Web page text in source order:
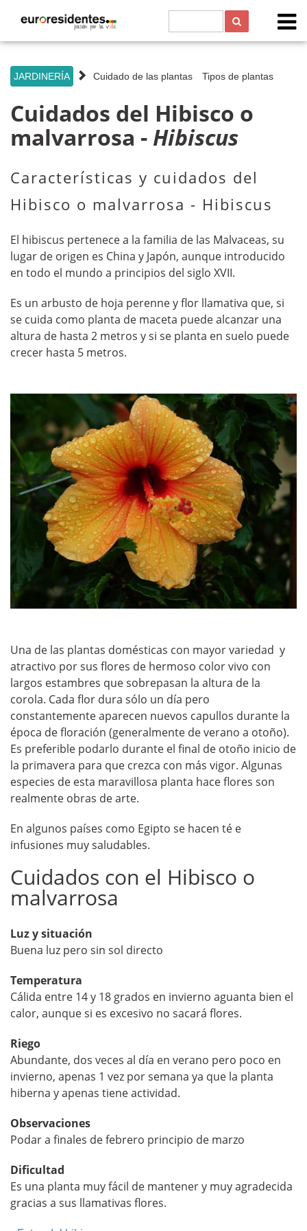
JARDINERÍA Cuidado de las plantas Tipos de plantas
Cuidados del Hibisco o
malvarrosa - Hibiscus
Características y cuidados del
Hibisco o malvarrosa - Hibiscus
El hibiscus pertenece a la familia de las Malvaceas, su
lugar de origen es China y Japón, aunque introducido
en todo el mundo a principios del siglo XVII.
Es un arbusto de hoja perenne y flor llamativa que, si
se cuida como planta de maceta puede alcanzar una
altura de hasta 2 metros y si se planta en suelo puede
crecer hasta 5 metros.
Una de las plantas domésticas con mayor variedad y
atractivo por sus flores de hermoso color vivo con
largos estambres que sobrepasan la altura de la
corola. Cada flor dura sólo un día pero
constantemente aparecen nuevos capullos durante la
época de floración (generalmente de verano a otoño).
Es preferible podarlo durante el final de otoño inicio de
la primavera para que crezca con más vigor. Algunas
especies de esta maravillosa planta hace flores son
realmente obras de arte.
En algunos países como Egipto se hacen té e
infusiones muy saludables.
Cuidados con el Hibisco o
malvarrosa
Luz y situación
Buena luz pero sin sol directo
Temperatura
Cálida entre 14 y 18 grados en invierno aguanta bien el
calor, aunque si es excesivo no sacará flores.
Riego
Abundante, dos veces al día en verano pero poco en
invierno, apenas 1 vez por semana ya que la planta
hiberna y apenas tiene actividad.
Observaciones
Podar a finales de febrero principio de marzo
Dificultad
Es una planta muy fácil de mantener y muy agradecida
gracias a sus llamativas flores.